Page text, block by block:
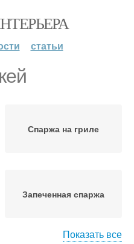
статьи
Спаржа на гриле
Запеченная спаржа
Показать все